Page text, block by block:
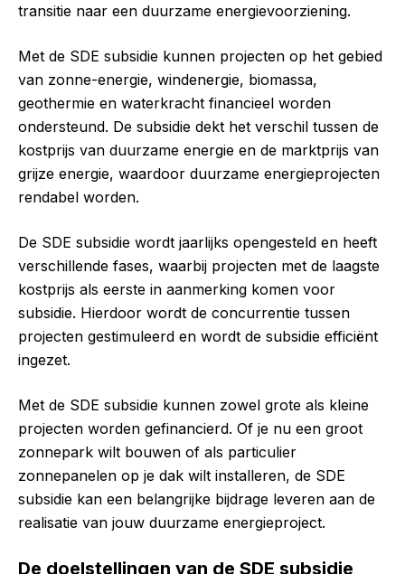
transitie naar een duurzame energievoorziening.
Met de SDE subsidie kunnen projecten op het gebied
van zonne-energie, windenergie, biomassa,
geothermie en waterkracht financieel worden
ondersteund. De subsidie dekt het verschil tussen de
kostprijs van duurzame energie en de marktprijs van
grijze energie, waardoor duurzame energieprojecten
rendabel worden.
De SDE subsidie wordt jaarlijks opengesteld en heeft
verschillende fases, waarbij projecten met de laagste
kostprijs als eerste in aanmerking komen voor
subsidie. Hierdoor wordt de concurrentie tussen
projecten gestimuleerd en wordt de subsidie efficiënt
ingezet.
Met de SDE subsidie kunnen zowel grote als kleine
projecten worden gefinancierd. Of je nu een groot
zonnepark wilt bouwen of als particulier
zonnepanelen op je dak wilt installeren, de SDE
subsidie kan een belangrijke bijdrage leveren aan de
realisatie van jouw duurzame energieproject.
De doelstellingen van de SDE subsidie